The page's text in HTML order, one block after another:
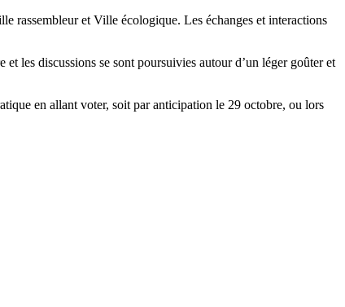
rassembleur et Ville écologique. Les échanges et interactions
les discussions se sont poursuivies autour d’un léger goûter et
en allant voter, soit par anticipation le 29 octobre, ou lors